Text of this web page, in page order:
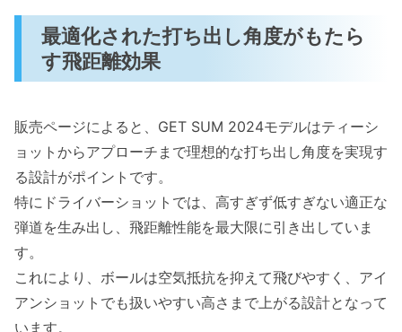
最適化された打ち出し角度がもたら
す飛距離効果
販売ページによると、GET SUM 2024モデルはティーシ
ョットからアプローチまで理想的な打ち出し角度を実現す
る設計がポイントです。
特にドライバーショットでは、高すぎず低すぎない適正な
弾道を生み出し、飛距離性能を最大限に引き出していま
す。
これにより、ボールは空気抵抗を抑えて飛びやすく、アイ
アンショットでも扱いやすい高さまで上がる設計となって
います。